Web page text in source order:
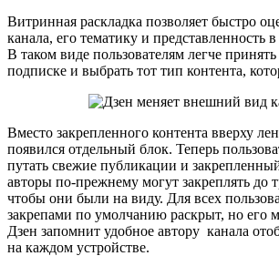
Витринная раскладка позволяет быстро
канала, его тематику и представленность
В таком виде пользователям легче
подписке и выбрать тот тип контента,
Вместо закрепленного контента вверху
появился отдельный блок. Теперь
путать свежие публикации и
авторы по-прежнему могут закреплять до
чтобы они были на виду. Для всех
закрепами по умолчанию раскрыт, но его
Дзен запомнит удобное автору канала
на каждом устройстве.